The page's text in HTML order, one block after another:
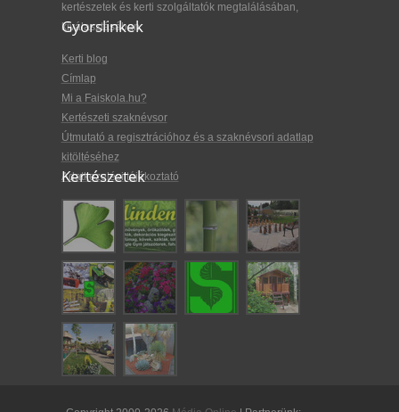
kertészetek és kerti szolgáltatók megtalálásában,
kiválasztásában.
Gyorslinkek
Kerti blog
Címlap
Mi a Faiskola.hu?
Kertészeti szaknévsor
Útmutató a regisztrációhoz és a szaknévsori adatlap
kitöltéséhez
Adatkezelési tájékoztató
Kertészetek